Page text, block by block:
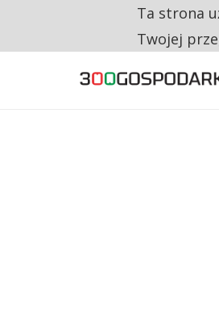
CO TRZECIĄ
Ta strona
Twojej